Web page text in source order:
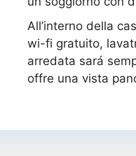
All’interno della
wi-fi gratuito,
arredata sará
offre una vista